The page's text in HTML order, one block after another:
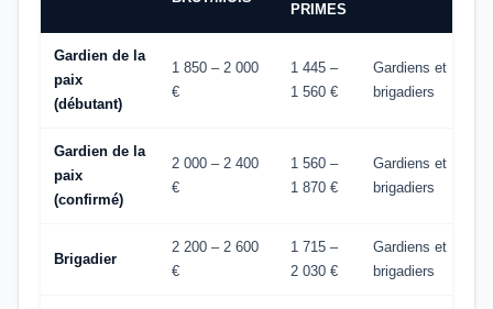
PRIMES
Gardien de la
paix
(débutant)
1 850 – 2 000
€
1 445 –
1 560 €
Gardiens et
brigadiers
Gardien de la
paix
(confirmé)
2 000 – 2 400
€
1 560 –
1 870 €
Gardiens et
brigadiers
Brigadier
2 200 – 2 600
€
1 715 –
2 030 €
Gardiens et
brigadiers